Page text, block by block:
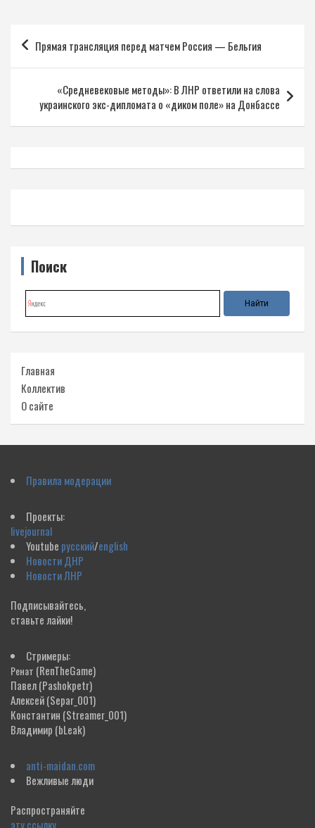
Навигация
по
записям
Прямая трансляция перед матчем Россия — Бельгия
«Средневековые методы»: В ЛНР ответили на слова
украинского экс-дипломата о «диком поле» на Донбассе
Поиск
Главная
Коллектив
О сайте
Правила модерации
Проекты:
livejournal
Youtube русский/english
Новости ДНР
Новости ЛНР
Подписывайтесь,
ставьте лайки!
Стримеры:
Ренат (RenTheGame)
Павел(Pashokpetr)
Алексей(Separ_001)
Константин (Streamer_001)
Владимир (bLeak)
anti-maidan.com
Вежливые люди
Распространяйте
эту ссылку